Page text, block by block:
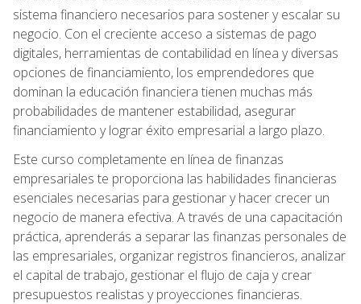
sistema financiero necesarios para sostener y escalar su
negocio. Con el creciente acceso a sistemas de pago
digitales, herramientas de contabilidad en línea y diversas
opciones de financiamiento, los emprendedores que
dominan la educación financiera tienen muchas más
probabilidades de mantener estabilidad, asegurar
financiamiento y lograr éxito empresarial a largo plazo.
Este curso completamente en línea de finanzas
empresariales te proporciona las habilidades financieras
esenciales necesarias para gestionar y hacer crecer un
negocio de manera efectiva. A través de una capacitación
práctica, aprenderás a separar las finanzas personales de
las empresariales, organizar registros financieros, analizar
el capital de trabajo, gestionar el flujo de caja y crear
presupuestos realistas y proyecciones financieras.